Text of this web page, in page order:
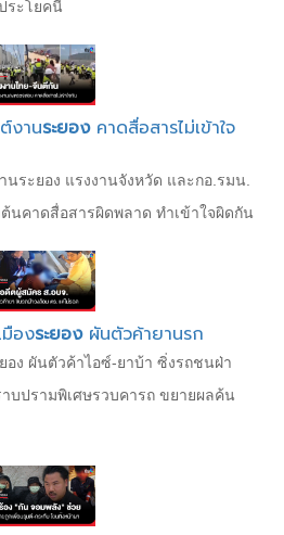
ระโยคนี้
งานระยองคาดสื่อสารไม่เข้าใจ
ระยอง แรงงานจังหวัด และกอ.รมน.
นคาดสื่อสารผิดพลาด ทำเข้าใจผิดกัน
องระยองผันตัวค้ายานรก
อง ผันตัวค้าไอซ์-ยาบ้า ซิ่งรถชนฝ่า
บปรามพิเศษรวบคารถ ขยายผลค้น